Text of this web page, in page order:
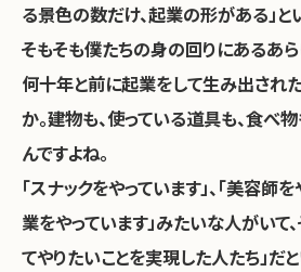
る景色の数だけ、起業の形がある」と
そもそも僕たちの身の回りにあるあ
何十年と前に起業をして生み出され
か。建物も、使っている道具も、食べ
んですよね。
「スナックをやっています」、「美容師を
業をやっています」みたいな人がいて
てやりたいことを実現した人たち」だ